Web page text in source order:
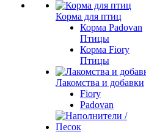
Корма для птиц
Корма Padovan
Птицы
Корма Fiory
Птицы
Лакомства и добавки
Fiory
Padovan